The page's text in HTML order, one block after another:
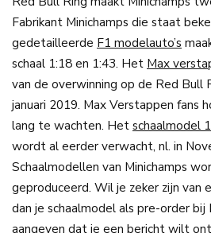
Fabrikant Minichamps die staat
gedetailleerde F1 modelauto’s
schaal 1:18 en 1:43. Het Max
van de overwinning op de Red Bull
januari 2019. Max Verstappen fans
lang te wachten. Hetschaalmodel
wordt al eerder verwacht, nl. in
Schaalmodellen van Minichamps
geproduceerd. Wil je zeker zijn van
dan je schaalmodel als pre-order bij
aangeven dat je een bericht wilt